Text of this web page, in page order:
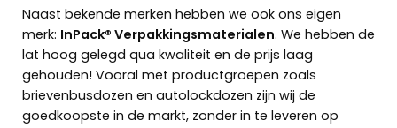
Naast bekende merken hebben we ook ons eigen
merk: InPack® Verpakkingsmaterialen. We hebben de
lat hoog gelegd qua kwaliteit en de prijs laag
gehouden! Vooral met productgroepen zoals
brievenbusdozen en autolockdozen zijn wij de
goedkoopste in de markt, zonder in te leveren op